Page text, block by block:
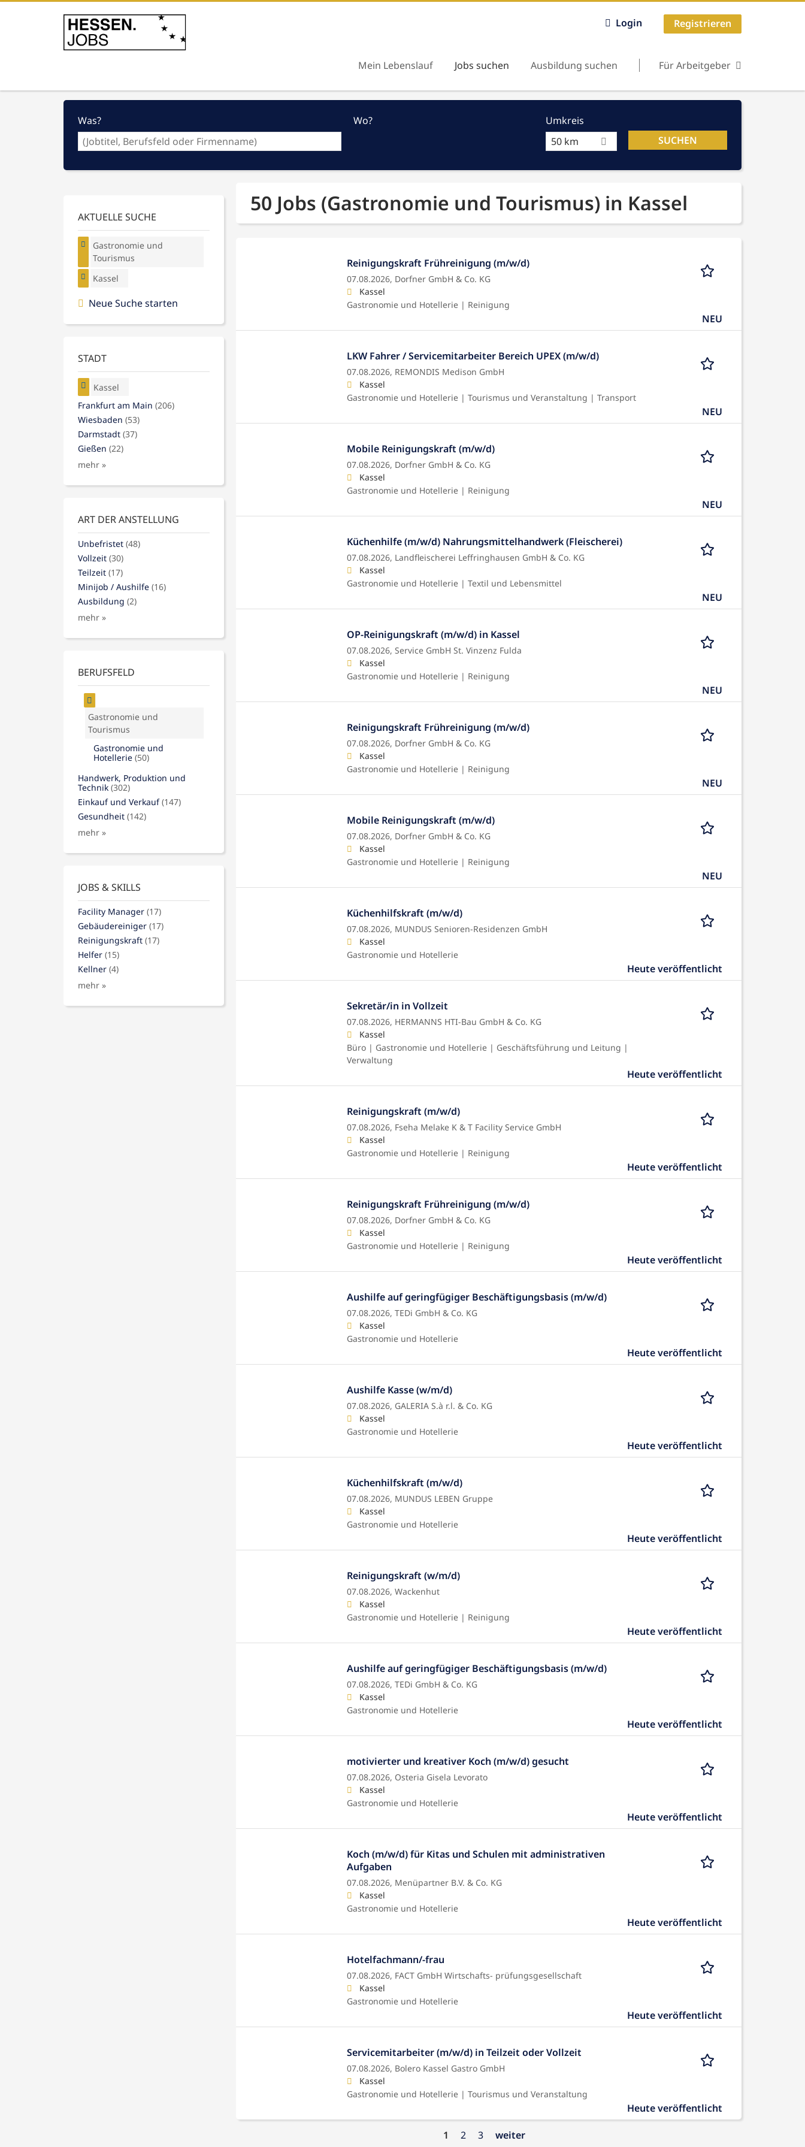
Login Registrieren
Mein Lebenslauf Jobs suchen Ausbildung suchen Für Arbeitgeber
Was? Wo?
Umkreis
50 km
50 Jobs (Gastronomie und Tourismus) in Kassel
Reinigungskraft Frühreinigung (m/w/d)
07.08.2026, Dorfner GmbH & Co. KG
Kassel
Gastronomie und Hotellerie | Reinigung
NEU
LKW Fahrer / Servicemitarbeiter Bereich UPEX (m/w/d)
07.08.2026, REMONDIS Medison GmbH
Kassel
Gastronomie und Hotellerie | Tourismus und Veranstaltung | Transport
NEU
Mobile Reinigungskraft (m/w/d)
07.08.2026, Dorfner GmbH & Co. KG
Kassel
Gastronomie und Hotellerie | Reinigung
NEU
Küchenhilfe (m/w/d) Nahrungsmittelhandwerk (Fleischerei)
07.08.2026, Landfleischerei Leffringhausen GmbH & Co. KG
Kassel
Gastronomie und Hotellerie | Textil und Lebensmittel
NEU
OP-Reinigungskraft (m/w/d) in Kassel
07.08.2026, Service GmbH St. Vinzenz Fulda
Kassel
Gastronomie und Hotellerie | Reinigung
NEU
Reinigungskraft Frühreinigung (m/w/d)
07.08.2026, Dorfner GmbH & Co. KG
Kassel
Gastronomie und Hotellerie | Reinigung
NEU
Mobile Reinigungskraft (m/w/d)
07.08.2026, Dorfner GmbH & Co. KG
Kassel
Gastronomie und Hotellerie | Reinigung
NEU
Küchenhilfskraft (m/w/d)
07.08.2026, MUNDUS Senioren-Residenzen GmbH
Kassel
Gastronomie und Hotellerie
Heute veröffentlicht
Sekretär/in in Vollzeit
07.08.2026, HERMANNS HTI-Bau GmbH & Co. KG
Kassel
Büro | Gastronomie und Hotellerie | Geschäftsführung und Leitung |
Verwaltung
Heute veröffentlicht
Reinigungskraft (m/w/d)
07.08.2026, Fseha Melake K & T Facility Service GmbH
Kassel
Gastronomie und Hotellerie | Reinigung
Heute veröffentlicht
Reinigungskraft Frühreinigung (m/w/d)
07.08.2026, Dorfner GmbH & Co. KG
Kassel
Gastronomie und Hotellerie | Reinigung
Heute veröffentlicht
Aushilfe auf geringfügiger Beschäftigungsbasis (m/w/d)
07.08.2026, TEDi GmbH & Co. KG
Kassel
Gastronomie und Hotellerie
Heute veröffentlicht
Aushilfe Kasse (w/m/d)
07.08.2026, GALERIA S.à r.l. & Co. KG
Kassel
Gastronomie und Hotellerie
Heute veröffentlicht
Küchenhilfskraft (m/w/d)
07.08.2026, MUNDUS LEBEN Gruppe
Kassel
Gastronomie und Hotellerie
Heute veröffentlicht
Reinigungskraft (w/m/d)
07.08.2026, Wackenhut
Kassel
Gastronomie und Hotellerie | Reinigung
Heute veröffentlicht
Aushilfe auf geringfügiger Beschäftigungsbasis (m/w/d)
07.08.2026, TEDi GmbH & Co. KG
Kassel
Gastronomie und Hotellerie
Heute veröffentlicht
motivierter und kreativer Koch (m/w/d) gesucht
07.08.2026, Osteria Gisela Levorato
Kassel
Gastronomie und Hotellerie
Heute veröffentlicht
Koch (m/w/d) für Kitas und Schulen mit administrativen
Aufgaben
07.08.2026, Menüpartner B.V. & Co. KG
Kassel
Gastronomie und Hotellerie
Heute veröffentlicht
Hotelfachmann/-frau
07.08.2026, FACT GmbH Wirtschafts- prüfungsgesellschaft
Kassel
Gastronomie und Hotellerie
Heute veröffentlicht
Servicemitarbeiter (m/w/d) in Teilzeit oder Vollzeit
07.08.2026, Bolero Kassel Gastro GmbH
Kassel
Gastronomie und Hotellerie | Tourismus und Veranstaltung
Heute veröffentlicht
1 2 3 weiter
AKTUELLE SUCHE
Gastronomie und
Tourismus
Kassel
Neue Suche starten
STADT
Kassel
Frankfurt am Main (206)
Wiesbaden (53)
Darmstadt (37)
Gießen (22)
mehr »
ART DER ANSTELLUNG
Unbefristet (48)
Vollzeit (30)
Teilzeit (17)
Minijob / Aushilfe (16)
Ausbildung (2)
mehr »
BERUFSFELD
Gastronomie und
Tourismus
Gastronomie und
Hotellerie (50)
Handwerk, Produktion und
Technik (302)
Einkauf und Verkauf (147)
Gesundheit (142)
mehr »
JOBS & SKILLS
Facility Manager (17)
Gebäudereiniger (17)
Reinigungskraft (17)
Helfer (15)
Kellner (4)
mehr »